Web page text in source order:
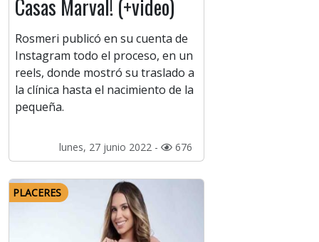
Casas Marval! (+video)
Rosmeri publicó en su cuenta de
Instagram todo el proceso, en un
reels, donde mostró su traslado a
la clínica hasta el nacimiento de la
pequeña.
lunes, 27 junio 2022 - 676
PLACERES